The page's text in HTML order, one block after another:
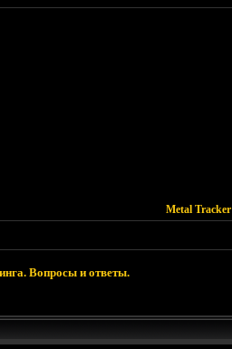
Metal Tracker
Вопросы и ответы.